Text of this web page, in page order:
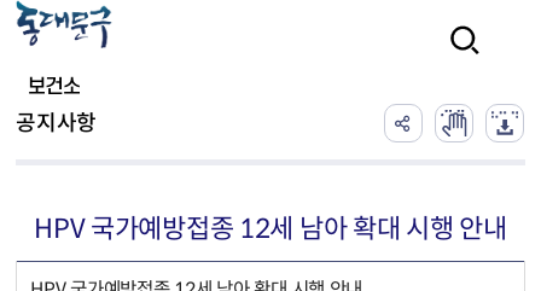
보건소
공지사항
HPV 국가예방접종 12세 남아 확대 시행 안내